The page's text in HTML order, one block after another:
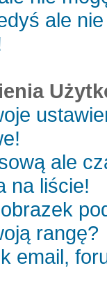
ale
ale
na liście!
rangę?
email,